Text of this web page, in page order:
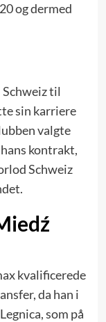
og dermed
til
sin karriere
valgte
kontrakt,
Schweiz
kvalificerede
da han i
som på